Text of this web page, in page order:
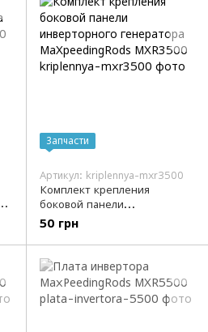
Запчасти
Артикул: kriplennya-mxr3500
Комплект крепления
боковой панели
инверторного генератора
MaXpeedingRods MXR3500
50 грн